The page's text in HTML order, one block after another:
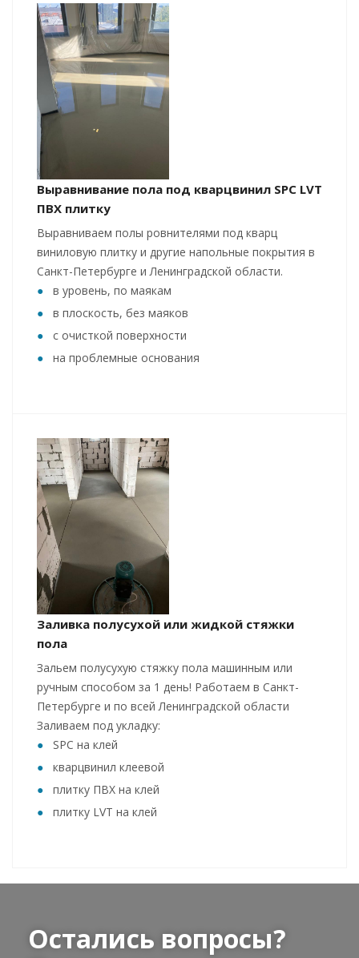
Выравнивание пола под кварцвинил SPC LVT
ПВХ плитку
Выравниваем полы ровнителями под кварц
виниловую плитку и другие напольные покрытия в
Санкт-Петербурге и Ленинградской области.
в уровень, по маякам
в плоскость, без маяков
с очисткой поверхности
на проблемные основания
Заливка полусухой или жидкой стяжки
пола
Зальем полусухую стяжку пола машинным или
ручным способом за 1 день! Работаем в Санкт-
Петербурге и по всей Ленинградской области
Заливаем под укладку:
SPC на клей
кварцвинил клеевой
плитку ПВХ на клей
плитку LVT на клей
Остались вопросы?